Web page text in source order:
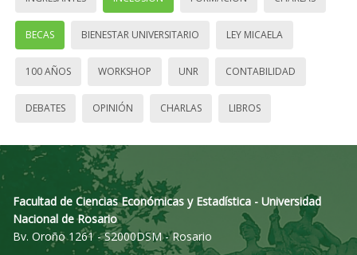
BECAS BIENESTAR UNIVERSITARIO LEY MICAELA
100 AÑOS WORKSHOP UNR CONTABILIDAD
DEBATES OPINIÓN CHARLAS LIBROS
Facultad de Ciencias Económicas y Estadística - Universidad
Nacional de Rosario
Bv. Oroño 1261 - S2000DSM - Rosario